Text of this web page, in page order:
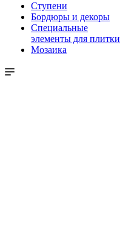
Ступени
Бордюры и декоры
Специальные
элементы для плитки
Мозаика